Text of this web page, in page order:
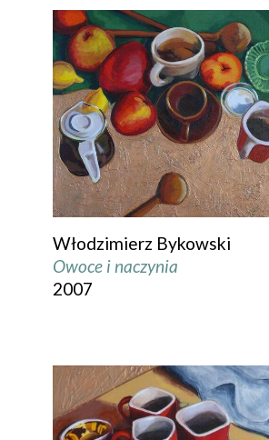
Włodzimierz Bykowski
Owoce i naczynia
2007